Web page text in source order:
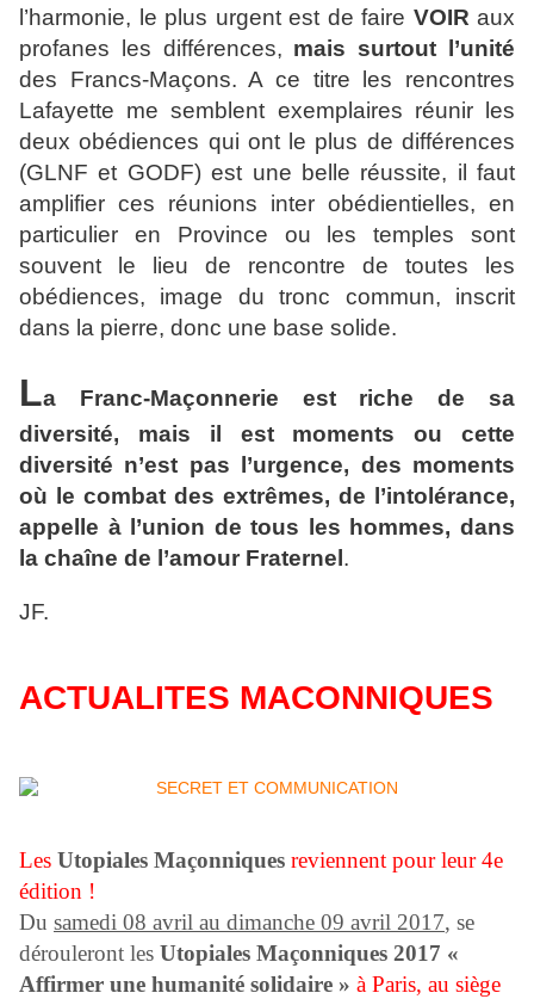
l’harmonie, le plus urgent est de faire VOIR aux
profanes les différences, mais surtout l’unité
des Francs-Maçons. A ce titre les rencontres
Lafayette me semblent exemplaires réunir les
deux obédiences qui ont le plus de différences
(GLNF et GODF) est une belle réussite, il faut
amplifier ces réunions inter obédientielles, en
particulier en Province ou les temples sont
souvent le lieu de rencontre de toutes les
obédiences, image du tronc commun, inscrit
dans la pierre, donc une base solide.
La Franc-Maçonnerie est riche de sa
diversité, mais il est moments ou cette
diversité n’est pas l’urgence, des moments
où le combat des extrêmes, de l’intolérance,
appelle à l’union de tous les hommes, dans
la chaîne de l’amour Fraternel .
JF.
ACTUALITES MACONNIQUES
Les Utopiales Maçonniques reviennent pour leur 4e
édition !
Du samedi 08 avril au dimanche 09 avril 2017, se
dérouleront les Utopiales Maçonniques 2017 «
Affirmer une humanité solidaire » à Paris, au siège